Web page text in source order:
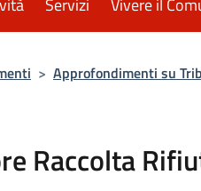
Servizi Vivere il
> Approfondimenti su
Raccolta